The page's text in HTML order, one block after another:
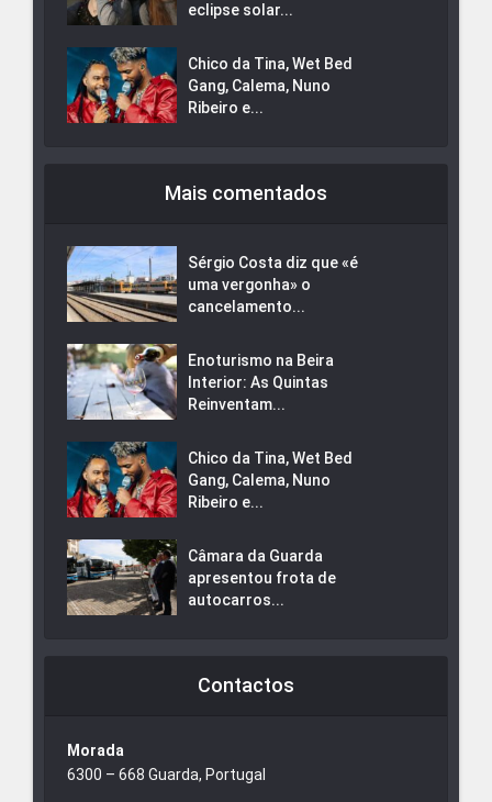
eclipse solar...
Chico da Tina, Wet Bed
Gang, Calema, Nuno
Ribeiro e...
Mais comentados
Sérgio Costa diz que «é
uma vergonha» o
cancelamento...
Enoturismo na Beira
Interior: As Quintas
Reinventam...
Chico da Tina, Wet Bed
Gang, Calema, Nuno
Ribeiro e...
Câmara da Guarda
apresentou frota de
autocarros...
Contactos
Morada
6300 – 668 Guarda, Portugal